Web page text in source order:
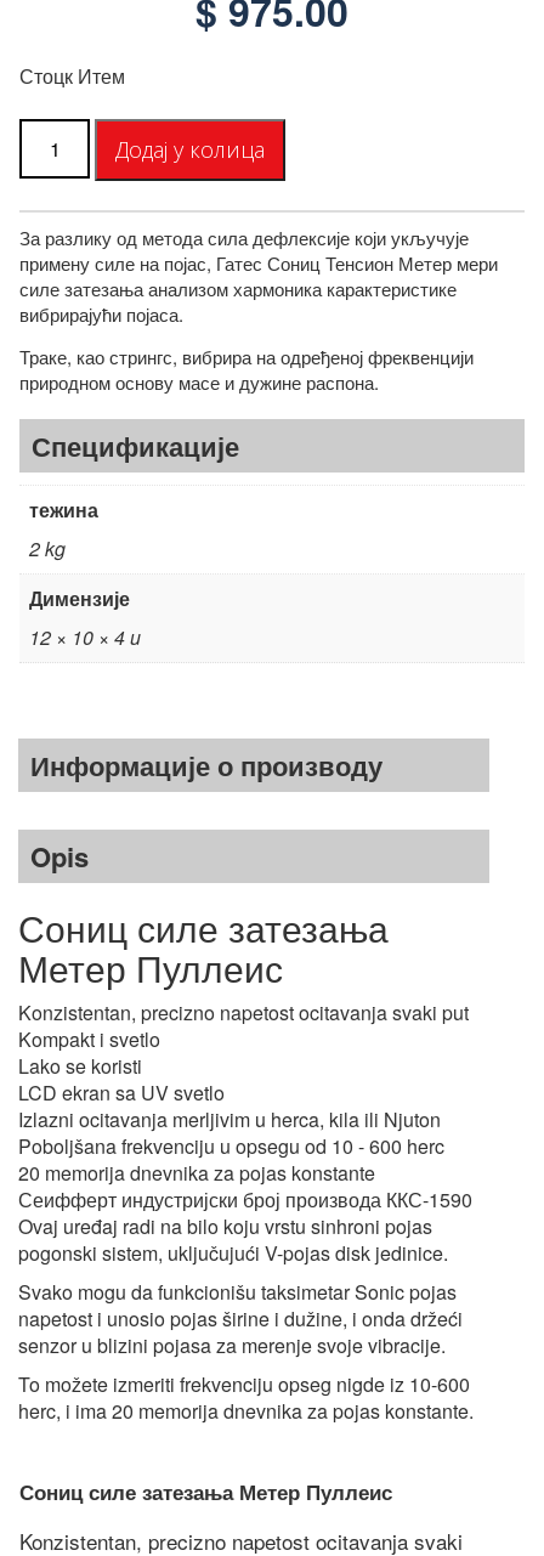
$ 975.00
Стоцк Итем
Количина
звучног
мерача
затезања
појаса
Додај у колица
За разлику од метода сила дефлексије који укључује
примену силе на појас, Гатес Сониц Тенсион Метер мери
силе затезања анализом хармоника карактеристике
вибрирајући појаса.
Траке, као стрингс, вибрира на одређеној фреквенцији
природном основу масе и дужине распона.
Спецификације
тежина
2 kg
Димензије
12 × 10 × 4 u
Информације о производу
Opis
Сониц силе затезања
Метер Пуллеис
Konzistentan, precizno napetost ocitavanja svaki put
Kompakt i svetlo
Lako se koristi
LCD ekran sa UV svetlo
Izlazni ocitavanja merljivim u herca, kila ili Njuton
Poboljšana frekvenciju u opsegu od 10 - 600 herc
20 memorija dnevnika za pojas konstante
Сеифферт индустријски број производа ККС-1590
Ovaj uređaj radi na bilo koju vrstu sinhroni pojas
pogonski sistem, uključujući V-pojas disk jedinice.
Svako mogu da funkcionišu taksimetar Sonic pojas
napetost i unosio pojas širine i dužine, i onda držeći
senzor u blizini pojasa za merenje svoje vibracije.
To možete izmeriti frekvenciju opseg nigde iz 10-600
herc, i ima 20 memorija dnevnika za pojas konstante.
Сониц силе затезања Метер Пуллеис
Konzistentan, precizno napetost ocitavanja svaki